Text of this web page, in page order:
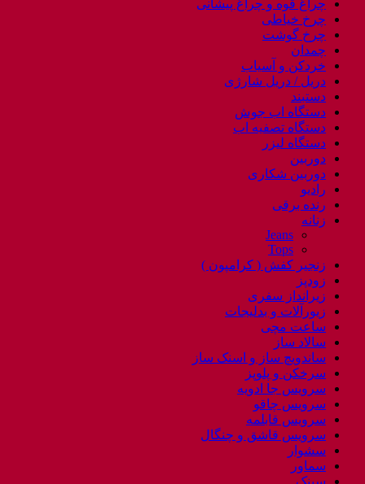
چراغ قوه و چراغ پیشانی
چرخ خیاطی
چرخ گوشت
چمدان
خردکن و آسیاب
دریل / دریل شارژی
دستبند
دستگاه اب جوش
دستگاه تصفیه اب
دستگاه لیزر
دوربین
دوربین شکاری
رادیو
رنده برقی
زنانه
Jeans
Tops
زنجیر کفش ( کرامپون )
زودپز
زیرانداز سفری
زیورآلات و بدلیجات
ساعت مچی
سالاد ساز
ساندویچ ساز و اسنک ساز
سرخکن و پلوپز
سرویس جا ادویه
سرویس چاقو
سرویس قابلمه
سرویس قاشق و چنگال
سشوار
سماور
سینک